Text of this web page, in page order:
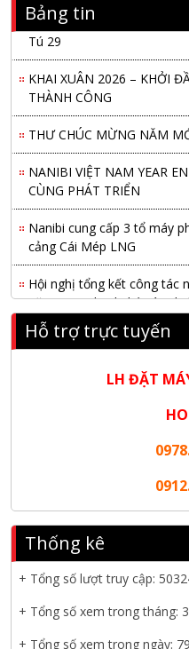
Bảng tin
Nanibi Cung Cấp Động Cơ
Tú 29
KHAI XUÂN 2026 – KHỞI
THÀNH CÔNG
THƯ CHÚC MỪNG NĂM
NANIBI VIỆT NAM YEAR
CÙNG PHÁT TRIỂN
Nanibi cung cấp 3 tổ máy
cảng Cái Mép LNG
Hội nghị tổng kết công tác
năm 2026 do chi hội tàu du
NANIBI khai trương văn
phát triển bền vững
Tập đoàn Công nghiệp
Nanibi Cung Cấp Động Cơ
THÀNH CÔNG
THƯ CHÚC MỪNG NĂM
CÙNG PHÁT TRIỂN
Hỗ trợ trực tuyến
LH ĐẶT
Thống kê
+ Tổng số lượt truy cập:
+ Tổng số xem trong tháng:
+ Tổng số xem trong ngày: